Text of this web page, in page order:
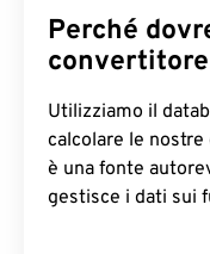
Perché
Utilizziamo il
calcolare le
è una fonte
gestisce i dati sui